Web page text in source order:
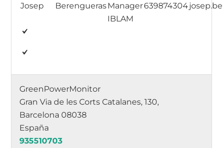
Josep BerenguerasManager
IBLAM
639874304
GreenPowerMonitor
Gran Via de les Corts Catalanes, 130,
Barcelona 08038
España
935510703